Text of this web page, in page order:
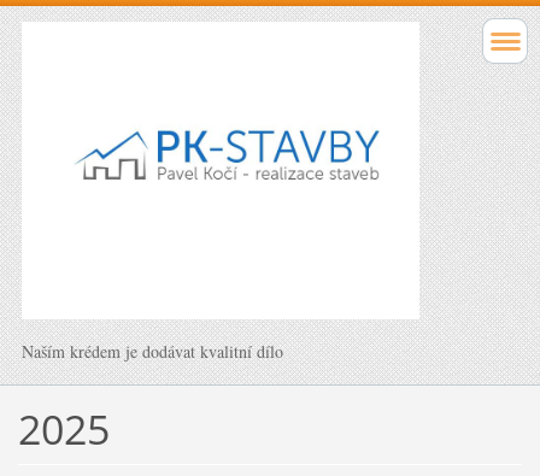
Naším krédem je dodávat kvalitní dílo
2025